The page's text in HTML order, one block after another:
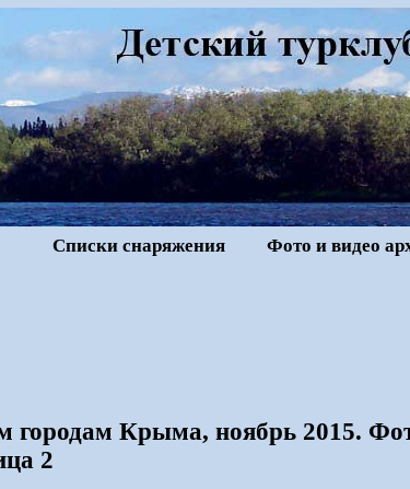
Списки снаряжения Фото и видео
городам Крыма, ноябрь 2015.
2